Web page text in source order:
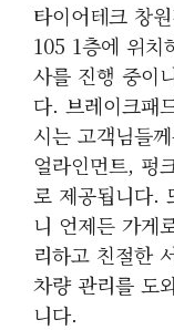
타이어테크 창
105 1층에 위치
사를 진행 중이
다. 브레이크패
시는 고객님들
얼라인먼트, 펑
로 제공됩니다.
니 언제든 가게
리하고 친절한
차량 관리를 도
니다.